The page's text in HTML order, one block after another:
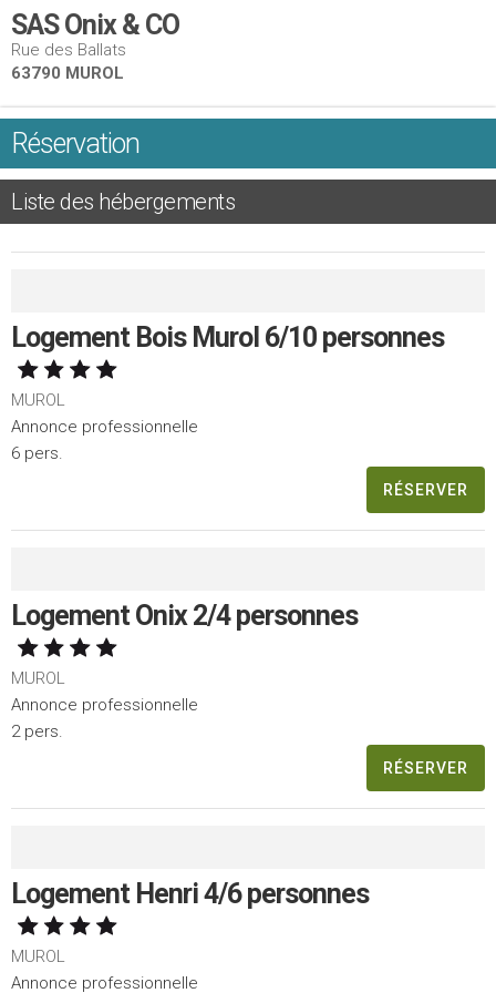
SAS Onix & CO
Rue des Ballats
63790 MUROL
Réservation
Liste des hébergements
Logement Bois Murol 6/10 personnes
MUROL
Annonce professionnelle
6 pers.
RÉSERVER
Logement Onix 2/4 personnes
MUROL
Annonce professionnelle
2 pers.
RÉSERVER
Logement Henri 4/6 personnes
MUROL
Annonce professionnelle